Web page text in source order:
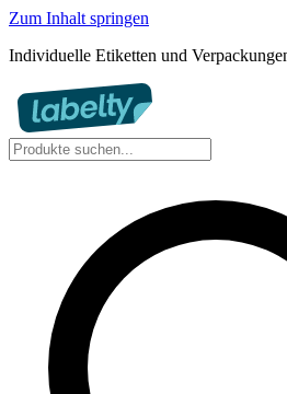
Zum Inhalt springen
Individuelle Etiketten und